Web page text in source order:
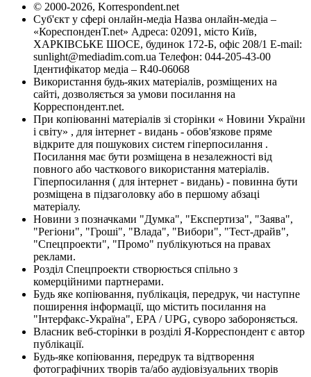
© 2000-2026, Korrespondent.net
Суб'єкт у сфері онлайн-медіа Назва онлайн-медіа –
«КореспонденТ.net» Адреса: 02091, місто Київ,
ХАРКІВСЬКЕ ШОСЕ, будинок 172-Б, офіс 208/1 E-mail:
sunlight@mediadim.com.ua Телефон: 044-205-43-00
Ідентифікатор медіа – R40-06068
Використання будь-яких матеріалів, розміщених на
сайті, дозволяється за умови посилання на
Корреспондент.net.
При копіюванні матеріалів зі сторінки « Новини України
і світу» , для інтернет - видань - обов'язкове пряме
відкрите для пошукових систем гіперпосилання .
Посилання має бути розміщена в незалежності від
повного або часткового використання матеріалів.
Гіперпосилання ( для інтернет - видань) - повинна бути
розміщена в підзаголовку або в першому абзаці
матеріалу.
Новини з позначками "Думка", "Експертиза", "Заява",
"Регіони", "Гроші", "Влада", "Вибори", "Тест-драйв",
"Спецпроекти", "Промо" публікуються на правах
реклами.
Розділ Спецпроекти створюється спільно з
комерційними партнерами.
Будь яке копіювання, публікація, передрук, чи наступне
поширення інформації, що містить посилання на
"Інтерфакс-Україна", EPA / UPG, суворо забороняється.
Власник веб-сторінки в розділі Я-Корреспондент є автор
публікації.
Будь-яке копіювання, передрук та відтворення
фотографічних творів та/або аудіовізуальних творів